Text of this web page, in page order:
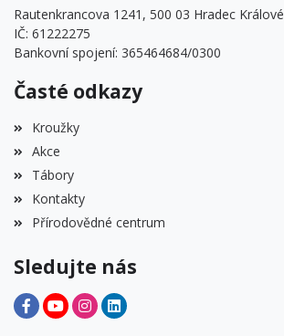
Rautenkrancova 1241, 500 03 Hradec Králové
IČ: 61222275
Bankovní spojení: 365464684/0300
Časté odkazy
Kroužky
Akce
Tábory
Kontakty
Přírodovědné centrum
Sledujte nás